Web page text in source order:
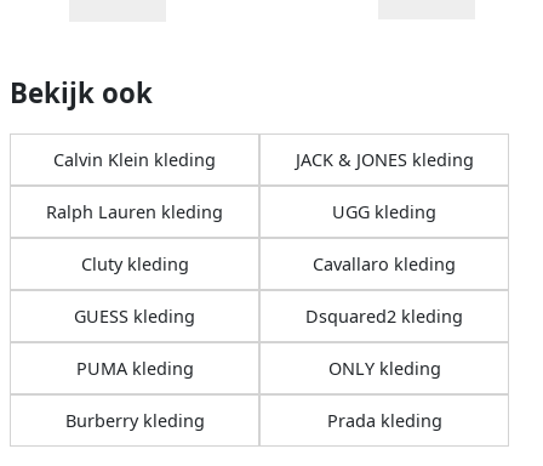
Bekijk ook
Calvin Klein kleding JACK & JONES kleding
Ralph Lauren kleding UGG kleding
Cluty kleding Cavallaro kleding
GUESS kleding Dsquared2 kleding
PUMA kleding ONLY kleding
Burberry kleding Prada kleding